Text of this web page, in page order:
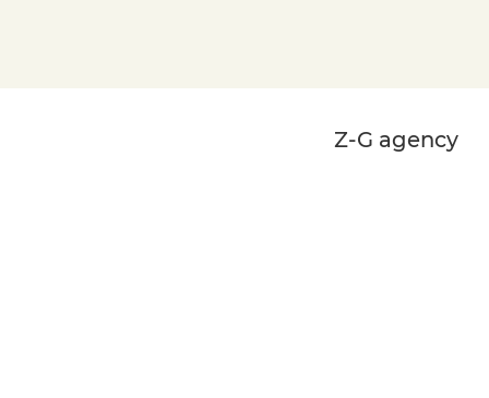
Z-G agency